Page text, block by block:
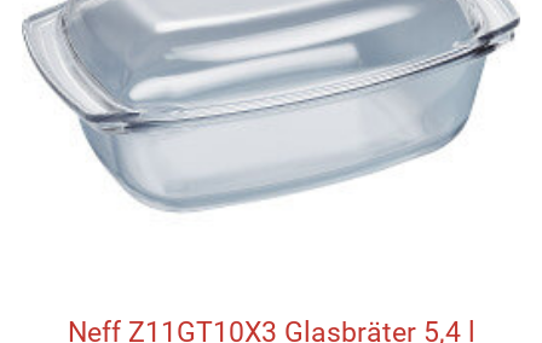
Neff Z11GT10X3 Glasbräter 5,4 l